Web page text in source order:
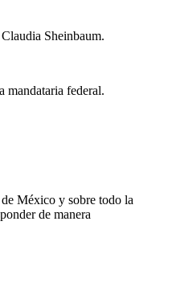
Sheinbaum.
mandataria federal.
México y sobre todo la
de manera